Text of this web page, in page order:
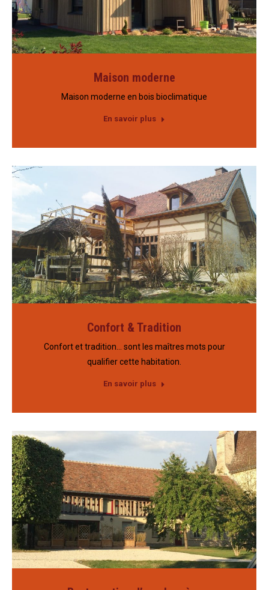
Maison moderne
Maison moderne en bois bioclimatique
En savoir plus
Confort & Tradition
Confort et tradition… sont les maîtres mots pour
qualifier cette habitation.
En savoir plus